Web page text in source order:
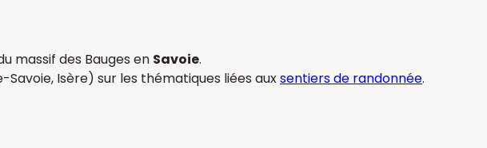
massif des Bauges en Savoie.
Isère) sur les thématiques liées auxsentiers de randonnée.